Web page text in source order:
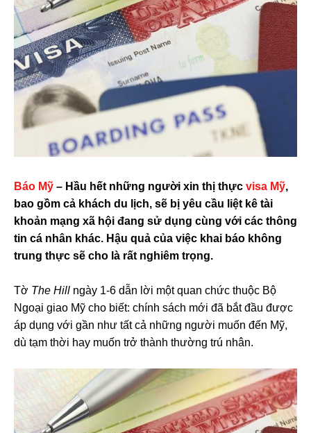
Báo Mỹ – Hầu hết những người xin thị thực visa Mỹ,
bao gồm cả khách du lịch, sẽ bị yêu cầu liệt kê tài
khoản mạng xã hội đang sử dụng cùng với các thông
tin cá nhân khác. Hậu quả của việc khai báo không
trung thực sẽ cho là rất nghiêm trọng.
Tờ The Hill ngày 1-6 dẫn lời một quan chức thuộc Bộ
Ngoại giao Mỹ cho biết: chính sách mới đã bắt đầu được
áp dụng với gần như tất cả những người muốn đến Mỹ,
dù tạm thời hay muốn trở thành thường trú nhân.